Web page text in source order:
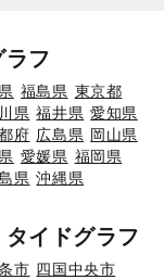
フ
福島県 東京都
県 福井県 愛知県
府 広島県 岡山県
愛媛県 福岡県
県 沖縄県
イドグラフ
市 四国中央市